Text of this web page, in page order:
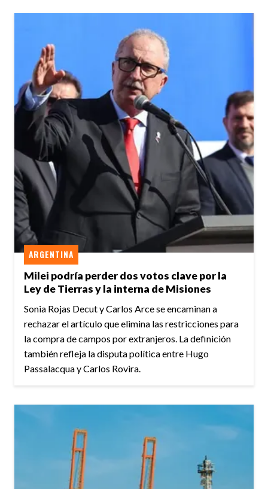
Milei podría perder dos votos clave por la
Ley de Tierras y la interna de Misiones
ARGENTINA
Sonia Rojas Decut y Carlos Arce se encaminan a
rechazar el artículo que elimina las restricciones para
la compra de campos por extranjeros. La definición
también refleja la disputa política entre Hugo
Passalacqua y Carlos Rovira.